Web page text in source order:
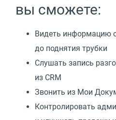
вы сможете:
Видеть информацию
до поднятия трубки
Слушать запись
из CRM
Звонить из Мои
Контролировать